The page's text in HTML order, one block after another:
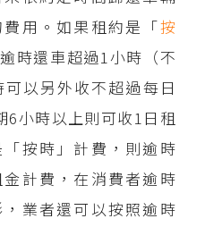
用。如果租約是「按
時還車超過1小時（不
以另外收不超過每日
6小時以上則可收1日租
按時」計費，則逾時
計費，在消費者逾時
業者還可以按照逾時